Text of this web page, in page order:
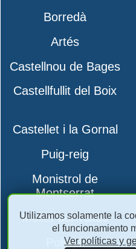
Borredà
Artés
Castellnou de Bages
Castellfullit del Boix
Castellet i la Gornal
Puig-reig
Monistrol de
Montserrat
Mollet del Vallès
Polinyà
Utilizamos solamente la
el funcionamiento
Ver políticas y